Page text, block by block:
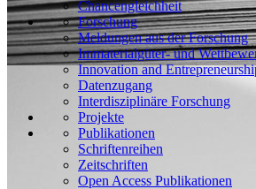
Chancengleichheit
Forschung
Meldungen aus der Forschung
Immaterialgüter- und
Innovation and
Datenzugang
Interdisziplinäre Forschung
Projekte
Publikationen
Schriftenreihen
Zeitschriften
Open Access Publikationen